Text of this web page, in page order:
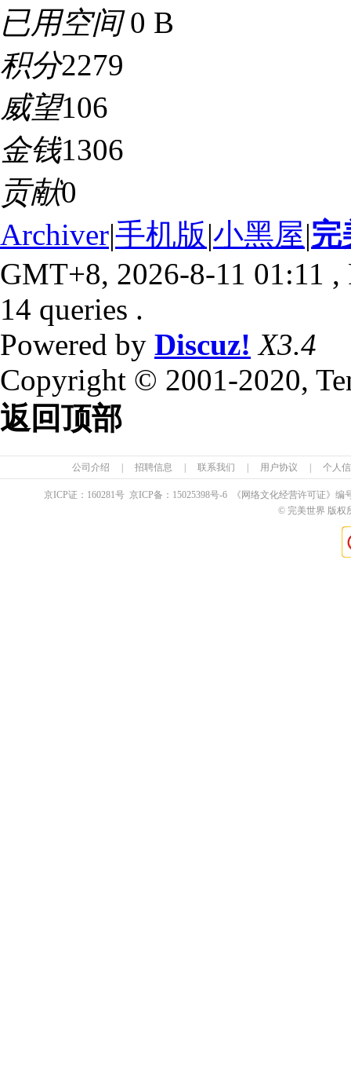
已用空间0 B
积分2279
威望106
金钱1306
贡献0
Archiver|手机版|小黑屋|完
GMT+8, 2026-8-11 01:11 ,
14 queries .
Powered by Discuz! X3.4
Copyright © 2001-2020,
返回顶部
公司介绍 招聘信息 联系我们 用户协议 个人
京ICP证： 160281号 京ICP备： 15025398号-6 《网络文化经营许可证》编
© 完美世界 版权